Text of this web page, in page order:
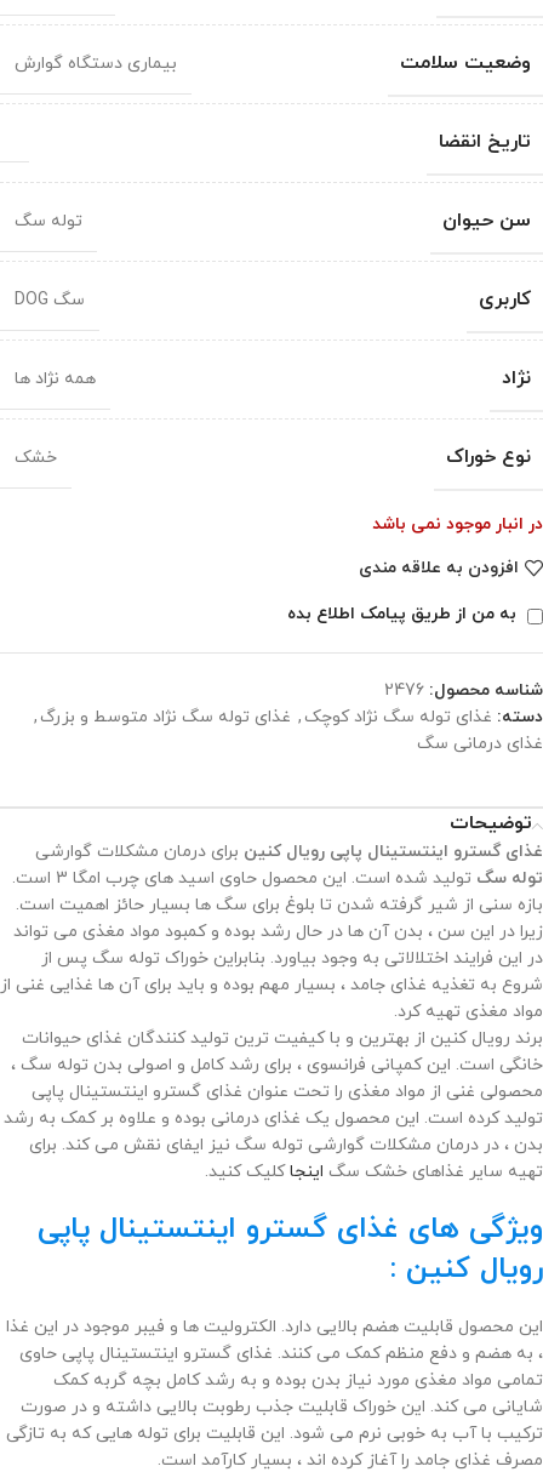
وضعیت سلامت بیماری دستگاه گوارش
تاریخ انقضا
سن حیوان توله سگ
کاربری سگ DOG
نژاد همه نژاد ها
نوع خوراک خشک
در انبار موجود نمی باشد
افزودن به علاقه مندی
به من از طریق پیامک اطلاع بده
شناسه محصول: 2476
دسته: غذای توله سگ نژاد کوچک , غذای توله سگ نژاد متوسط و بزرگ ,
غذای درمانی سگ
توضیحات
غذای گسترو اینتستینال پاپی رویال کنین برای درمان مشکلات گوارشی
توله سگ تولید شده است. این محصول حاوی اسید های چرب امگا 3 است.
بازه سنی از شیر گرفته شدن تا بلوغ برای سگ ها بسیار حائز اهمیت است.
زیرا در این سن ، بدن آن ها در حال رشد بوده و کمبود مواد مغذی می تواند
در این فرایند اختلالاتی به وجود بیاورد. بنابراین خوراک توله سگ پس از
شروع به تغذیه غذای جامد ، بسیار مهم بوده و باید برای آن ها غذایی غنی از
مواد مغذی تهیه کرد.
برند رویال کنین از بهترین و با کیفیت ترین تولید کنندگان غذای حیوانات
خانگی است. این کمپانی فرانسوی ، برای رشد کامل و اصولی بدن توله سگ ،
محصولی غنی از مواد مغذی را تحت عنوان غذای گسترو اینتستینال پاپی
تولید کرده است. این محصول یک غذای درمانی بوده و علاوه بر کمک به رشد
بدن ، در درمان مشکلات گوارشی توله سگ نیز ایفای نقش می کند. برای
تهیه سایر غذاهای خشک سگ اینجاکلیک کنید.
ویژگی های غذای گسترو اینتستینال پاپی
رویال کنین :
این محصول قابلیت هضم بالایی دارد. الکترولیت ها و فیبر موجود در این غذا
، به هضم و دفع منظم کمک می کنند. غذای گسترو اینتستینال پاپی حاوی
تمامی مواد مغذی مورد نیاز بدن بوده و به رشد کامل بچه گربه کمک
شایانی می کند. این خوراک قابلیت جذب رطوبت بالایی داشته و در صورت
ترکیب با آب به خوبی نرم می شود. این قابلیت برای توله هایی که به تازگی
مصرف غذای جامد را آغاز کرده اند ، بسیار کارآمد است.